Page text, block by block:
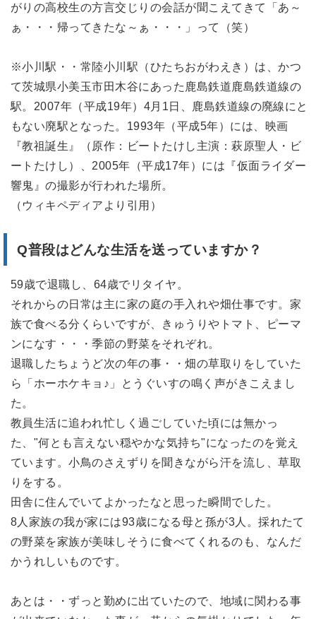
がりの高校生の方言交じりの会話が聞こえてきて「あ～
ぁ・・・帰ってきたな～ぁ・・・」って（笑）
※小川駅・・常陸小川駅（ひたちおがわえき）は、かつ
て茨城県小美玉市田木谷にあった鹿島鉄道鹿島鉄道線の
駅。2007年（平成19年）4月1日、鹿島鉄道線の廃線にと
もない廃駅となった。1993年（平成5年）には、映画
『教祖誕生』（原作：ビートたけし主演：萩原聖人・ビ
ートたけし）、2005年（平成17年）には『仮面ライダー
響鬼』の撮影が行われた場所。
（ウィキペディアより引用）
Q普段はどんな生活を送っていますか？
59歳で退職し、64歳でリタイヤ。
それからの日常は主に家の庭の手入れや畑仕事です。家
族で食べる分くらいですが、きゅうりやトマト、ピーマ
ンになす・・・季節の野菜をそれぞれ。
退職したちょうど次の年の事・・畑の草取りをしていた
ら「ホーホケキョ♪」とうぐいすの鳴く声がきこえまし
た。
教員生活に追われ忙しく過ごしていた頃には無かっ
た、"何とも言えない穏やかな気持ち"になったのを覚え
ています。小鳥のさえずりを聞きながら汗を流し、草取
りをする。
田舎に住んでいてよかったなと思った瞬間でした。
8人家族の我が家には93歳になる母と孫が3人。採れたて
の野菜を家族が美味しそうに食べてくれるのも、なんだ
かうれしいものです。
あとは・・ずっと勤めに出ていたので、地域に関わる事